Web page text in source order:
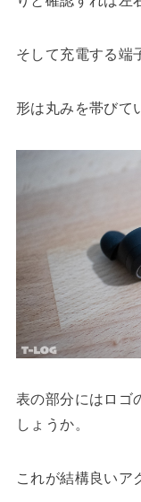
そして充電する端
形は丸みを帯びて
表の部分にはロゴ
しょうか。
これが結構良いア